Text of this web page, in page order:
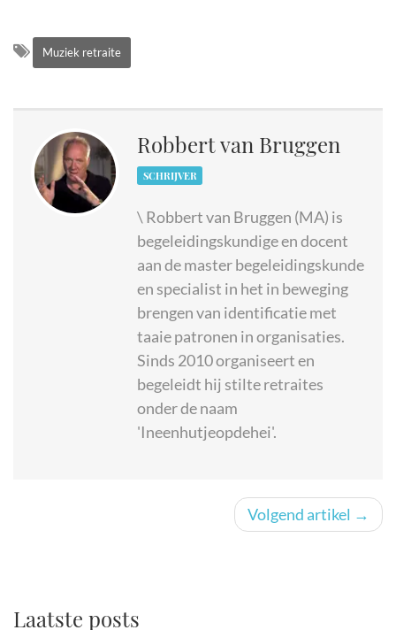
Muziek retraite
Robbert van Bruggen
SCHRIJVER
\ Robbert van Bruggen (MA) is
begeleidingskundige en docent
aan de master begeleidingskunde
en specialist in het in beweging
brengen van identificatie met
taaie patronen in organisaties.
Sinds 2010 organiseert en
begeleidt hij stilte retraites
onder de naam
'Ineenhutjeopdehei'.
Volgend artikel →
Laatste posts